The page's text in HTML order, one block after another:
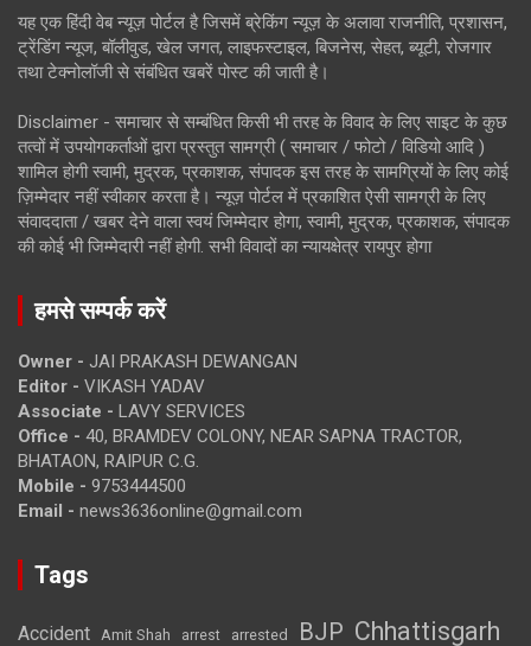
यह एक हिंदी वेब न्यूज़ पोर्टल है जिसमें ब्रेकिंग न्यूज़ के अलावा राजनीति, प्रशासन,
ट्रेंडिंग न्यूज, बॉलीवुड, खेल जगत, लाइफस्टाइल, बिजनेस, सेहत, ब्यूटी, रोजगार
तथा टेक्नोलॉजी से संबंधित खबरें पोस्ट की जाती है।
Disclaimer - समाचार से सम्बंधित किसी भी तरह के विवाद के लिए साइट के कुछ
तत्वों में उपयोगकर्ताओं द्वारा प्रस्तुत सामग्री ( समाचार / फोटो / विडियो आदि )
शामिल होगी स्वामी, मुद्रक, प्रकाशक, संपादक इस तरह के सामग्रियों के लिए कोई
ज़िम्मेदार नहीं स्वीकार करता है। न्यूज़ पोर्टल में प्रकाशित ऐसी सामग्री के लिए
संवाददाता / खबर देने वाला स्वयं जिम्मेदार होगा, स्वामी, मुद्रक, प्रकाशक, संपादक
की कोई भी जिम्मेदारी नहीं होगी. सभी विवादों का न्यायक्षेत्र रायपुर होगा
हमसे सम्पर्क करें
Owner - JAI PRAKASH DEWANGAN
Editor - VIKASH YADAV
Associate - LAVY SERVICES
Office - 40, BRAMDEV COLONY, NEAR SAPNA TRACTOR,
BHATAON, RAIPUR C.G.
Mobile - 9753444500
Email - news3636online@gmail.com
Tags
Accident Amit Shah arrest arrested BJP Chhattisgarh